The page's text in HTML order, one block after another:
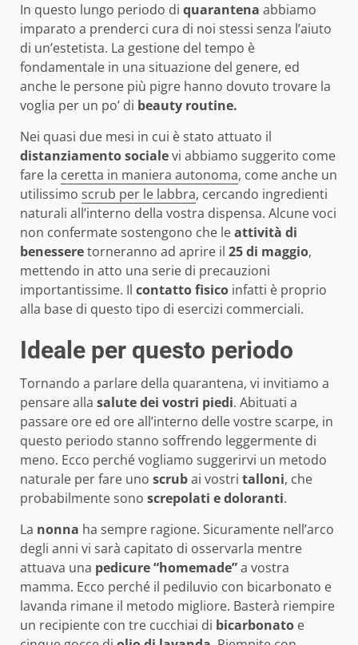
In questo lungo periodo di quarantena abbiamo
imparato a prenderci cura di noi stessi senza l’aiuto
di un’estetista. La gestione del tempo è
fondamentale in una situazione del genere, ed
anche le persone più pigre hanno dovuto trovare la
voglia per un po’ di beauty routine.
Nei quasi due mesi in cui è stato attuato il
distanziamentosocialevi abbiamo suggerito come
fare la ceretta in maniera autonoma, come anche un
utilissimo scrub per le labbra, cercando ingredienti
naturali all’interno della vostra dispensa. Alcune voci
non confermate sostengono che leattività di
benesseretorneranno ad aprire il 25 di maggio,
mettendo in atto una serie di precauzioni
importantissime. Il contattofisico infatti è proprio
alla base di questo tipo di esercizi commerciali.
Ideale per questo periodo
Tornando a parlare della quarantena, vi invitiamo a
pensare alla salute dei vostri piedi. Abituati a
passare ore ed ore all’interno delle vostre scarpe, in
questo periodo stanno soffrendo leggermente di
meno. Ecco perché vogliamo suggerirvi un metodo
naturale per fare uno scrubai vostri talloni, che
probabilmente sono screpolati e doloranti.
La nonna ha sempre ragione. Sicuramente nell’arco
degli anni vi sarà capitato di osservarla mentre
attuava una pedicure “homemade”a vostra
mamma. Ecco perché il pediluvio con bicarbonato e
lavanda rimane il metodo migliore. Basterà riempire
un recipiente con tre cucchiai di bicarbonato e